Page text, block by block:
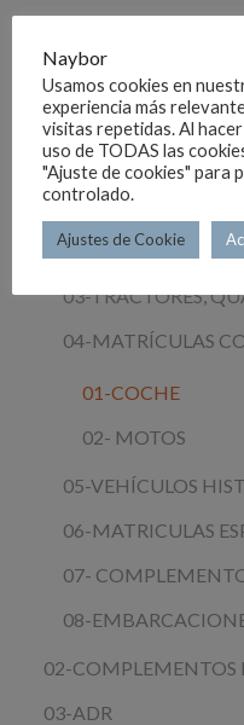
01-AUTOMOCIÓN
01-MATRÍCULAS
01-
LIGERO
02-
03-TRACTORES,
04-MATRÍCULAS
01-COCHE
02- MOTOS
05-VEHÍCULOS
06-MATRICULAS
07-
08-
02-
03-ADR
Naybor
Usamos cookies en
experiencia más
visitas repetidas. Al
uso de TODAS las
"Ajuste de cookies" para
controlado.
Ajustes de Cookie